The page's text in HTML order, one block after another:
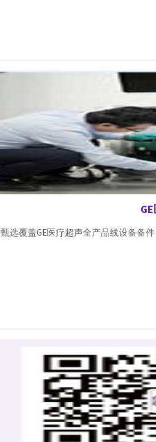
甄选覆盖GE医疗超声全产品线设备备